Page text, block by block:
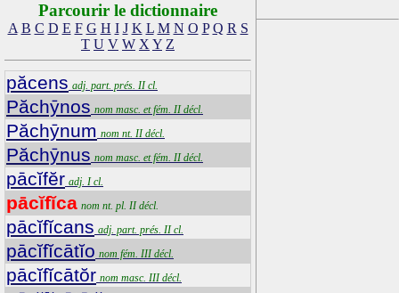
Parcourir le dictionnaire
A B C D E F G H I J K L M N O P Q R S
T U V W X Y Z
păcens adj. part. prés. II cl.
Păchȳnos nom masc. et fém. II décl.
Păchȳnum nom nt. II décl.
Păchȳnus nom masc. et fém. II décl.
pācĭfĕr adj. I cl.
pācĭfĭca nom nt. pl. II décl.
pācĭfĭcans adj. part. prés. II cl.
pācĭfĭcātĭo nom fém. III décl.
pācĭfĭcātŏr nom masc. III décl.